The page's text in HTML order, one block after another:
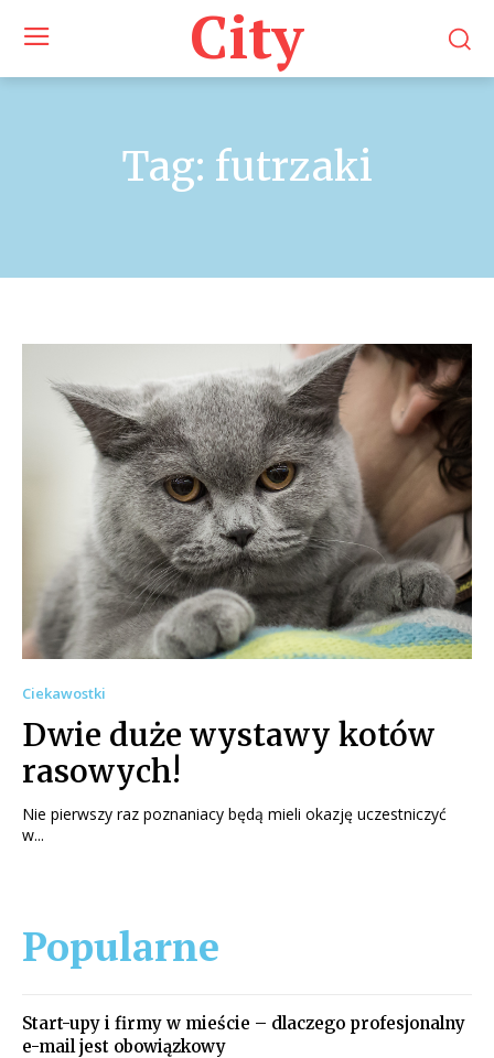
City
Tag: futrzaki
Ciekawostki
Dwie duże wystawy kotów
rasowych!
Nie pierwszy raz poznaniacy będą mieli okazję uczestniczyć
w...
Popularne
Start-upy i firmy w mieście – dlaczego profesjonalny
e-mail jest obowiązkowy